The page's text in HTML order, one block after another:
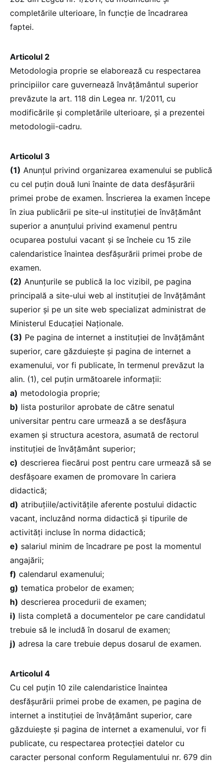
completările ulterioare, în funcție de încadrarea
faptei.
Articolul 2
Metodologia proprie se elaborează cu respectarea
principiilor care guvernează învățământul superior
prevăzute la art. 118 din Legea nr. 1/2011, cu
modificările și completările ulterioare, și a prezentei
metodologii-cadru.
Articolul 3
(1) Anunțul privind organizarea examenului se publică
cu cel puțin două luni înainte de data desfășurării
primei probe de examen. Înscrierea la examen începe
în ziua publicării pe site-ul instituției de învățământ
superior a anunțului privind examenul pentru
ocuparea postului vacant și se încheie cu 15 zile
calendaristice înaintea desfășurării primei probe de
examen.
(2) Anunțurile se publică la loc vizibil, pe pagina
principală a site-ului web al instituției de învățământ
superior și pe un site web specializat administrat de
Ministerul Educației Naționale.
(3) Pe pagina de internet a instituției de învățământ
superior, care găzduiește și pagina de internet a
examenului, vor fi publicate, în termenul prevăzut la
alin. (1), cel puțin următoarele informații:
a) metodologia proprie;
b) lista posturilor aprobate de către senatul
universitar pentru care urmează a se desfășura
examen și structura acestora, asumată de rectorul
instituției de învățământ superior;
c) descrierea fiecărui post pentru care urmează să se
desfășoare examen de promovare în cariera
didactică;
d) atribuțiile/activitățile aferente postului didactic
vacant, incluzând norma didactică și tipurile de
activități incluse în norma didactică;
e) salariul minim de încadrare pe post la momentul
angajării;
f) calendarul examenului;
g) tematica probelor de examen;
h) descrierea procedurii de examen;
i) lista completă a documentelor pe care candidatul
trebuie să le includă în dosarul de examen;
j) adresa la care trebuie depus dosarul de examen.
Articolul 4
Cu cel puțin 10 zile calendaristice înaintea
desfășurării primei probe de examen, pe pagina de
internet a instituției de învățământ superior, care
găzduiește și pagina de internet a examenului, vor fi
publicate, cu respectarea protecției datelor cu
caracter personal conform Regulamentului nr. 679 din